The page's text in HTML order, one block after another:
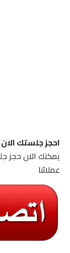
احجز جلستك الان
يمكنك الان حجز
عملائنا